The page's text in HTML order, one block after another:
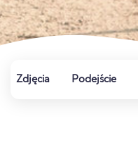
Zdjęcia Podejście